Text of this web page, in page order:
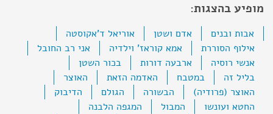
מופיע בהצגות:
אבות ובנים אדם ושטן
אוריאל ד'אקוסטה
אילוף הסוררת
אמא קוראז' וילדיה
אני רב החובל
אנשי רוסיה
ארבעה דורות
בכור השטן
בליל זה
במטבח האדמה הזאת
האוצר
האוצר (פרודיה)
הבשורה הגולם
הדיבוק
החטא ועונשו
המבול
המגפה הלבנה